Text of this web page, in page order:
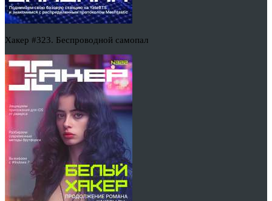
Хакер #323. Беспроводной самопал